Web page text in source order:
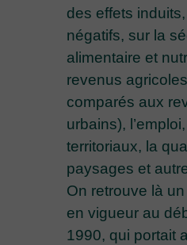
des effets
négatifs, sur la
alimentaire et
revenus
comparés aux
urbains),
territoriaux, la
paysages et
On retrouve là
en vigueur au
1990, qui portait